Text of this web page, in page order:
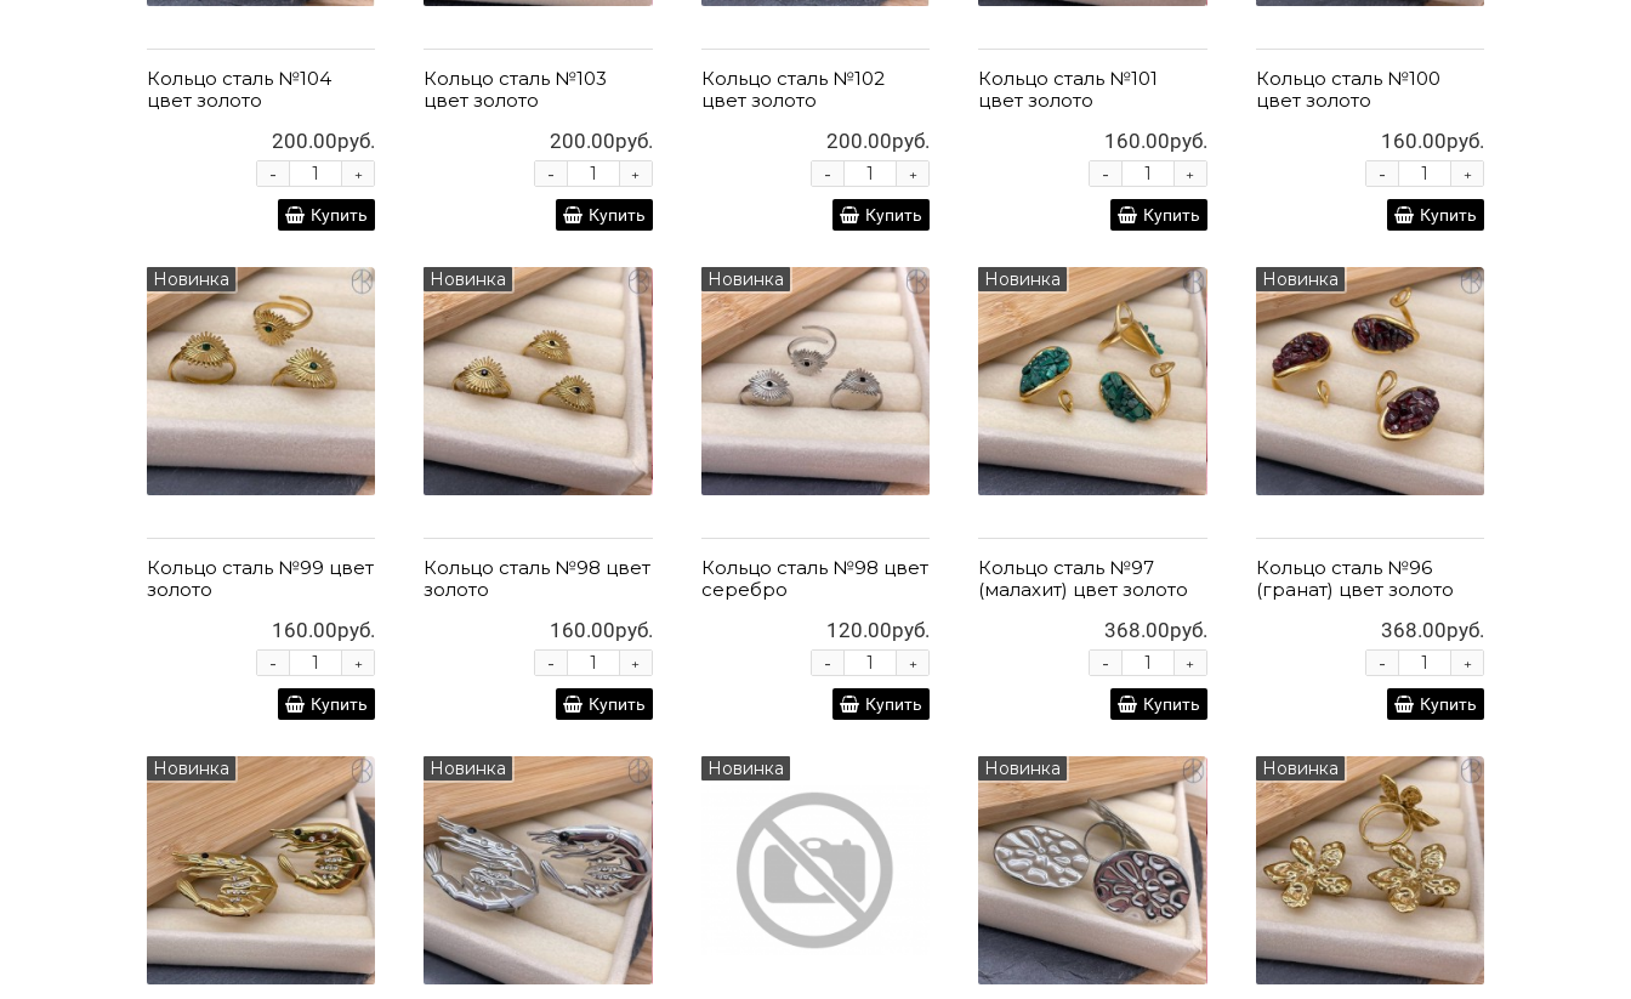
Кольцо сталь №104
цвет золото
200.00руб.
+
-
Купить
Кольцо сталь №103
цвет золото
200.00руб.
+
-
Купить
Кольцо сталь №102
цвет золото
200.00руб.
+
-
Купить
Кольцо сталь №101
цвет золото
160.00руб.
+
-
Купить
Кольцо сталь №100
цвет золото
160.00руб.
+
-
Купить
Новинка
Кольцо сталь №99 цвет
золото
160.00руб.
+
-
Купить
Новинка
Кольцо сталь №98 цвет
золото
160.00руб.
+
-
Купить
Новинка
Кольцо сталь №98 цвет
серебро
120.00руб.
+
-
Купить
Новинка
Кольцо сталь №97
(малахит) цвет золото
368.00руб.
+
-
Купить
Новинка
Кольцо сталь №96
(гранат) цвет золото
368.00руб.
+
-
Купить
Новинка Новинка Новинка Новинка Новинка